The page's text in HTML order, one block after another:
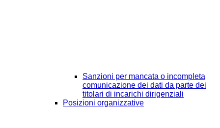
Sanzioni per mancata o incompleta
comunicazione dei dati da parte dei
titolari di incarichi dirigenziali
Posizioni organizzative